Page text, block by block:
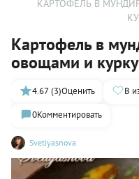
КАРТОФЕЛЬ В
Картофель в
овощами и
Svetiyasnova
4.67 (3)Оценить В
0Комментировать